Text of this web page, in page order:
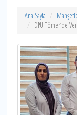
Ana Sayfa
DPÜ Tömer‘de